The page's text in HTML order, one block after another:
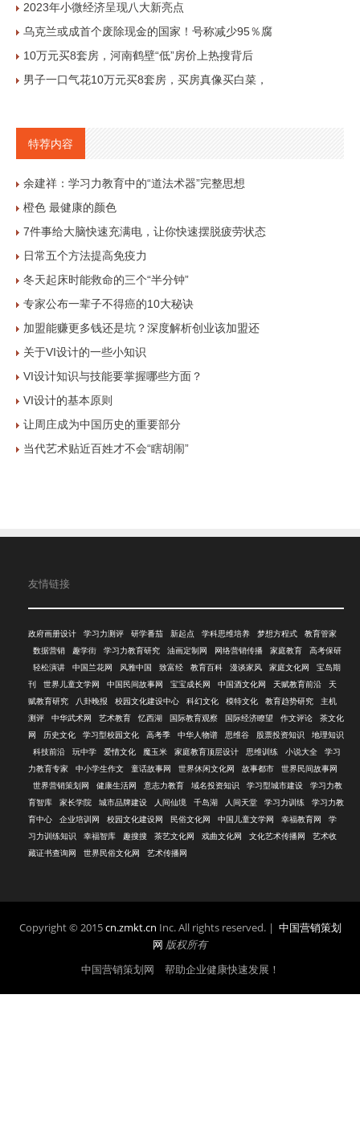
2023年小微经济呈现八大新亮点
乌克兰或成首个废除现金的国家！号称减少95％腐
10万元买8套房，河南鹤壁“低”房价上热搜背后
男子一口气花10万元买8套房，买房真像买白菜，
特荐内容
余建祥：学习力教育中的“道法术器”完整思想
橙色 最健康的颜色
7件事给大脑快速充满电，让你快速摆脱疲劳状态
日常五个方法提高免疫力
冬天起床时能救命的三个“半分钟”
专家公布一辈子不得癌的10大秘诀
加盟能赚更多钱还是坑？深度解析创业该加盟还
关于VI设计的一些小知识
VI设计知识与技能要掌握哪些方面？
VI设计的基本原则
让周庄成为中国历史的重要部分
当代艺术贴近百姓才不会“瞎胡闹”
友情链接
政府画册设计 学习力测评 研学番茄 新起点 学科思维培养 梦想方程式
教育管家
数据营销
趣学街 学习力教育研究 油画定制网 网络营销传播 家庭教育
高考保研
轻松演讲
中国兰花网 风雅中国 致富经 教育百科 漫谈家风 家庭文化网
宝岛期
刊
世界儿童文学网 中国民间故事网 宝宝成长网 中国酒文化网 天赋教育前沿
天
赋教育研究
八卦晚报 校园文化建设中心 科幻文化 模特文化 教育趋势研究
主机
测评
中华武术网 艺术教育 忆西湖 国际教育观察 国际经济瞭望 作文评论
茶文化
网
历史文化 学习型校园文化 高考季 中华人物谱 思维谷 股票投资知识
地理知识
科技前沿
玩中学 爱情文化 魔玉米 家庭教育顶层设计 思维训练 小说大全
学习
力教育专家
中小学生作文 童话故事网 世界休闲文化网 故事都市
世界民间故事网
世界营销策划网
健康生活网 意志力教育 域名投资知识 学习型城市建设
学习力教
育智库
家长学院 城市品牌建设 人间仙境 千岛湖 人间天堂 学习力训练
学习力教
育中心
企业培训网 校园文化建设网 民俗文化网 中国儿童文学网 幸福教育网
学
习力训练知识
幸福智库 趣搜搜 茶艺文化网 戏曲文化网 文化艺术传播网
艺术收
藏证书查询网
世界民俗文化网 艺术传播网
Copyright © 2015cn.zmkt.cn Inc. All rights reserved. | 中国营销策划
网 版权所有
中国营销策划网 帮助企业健康快速发展！